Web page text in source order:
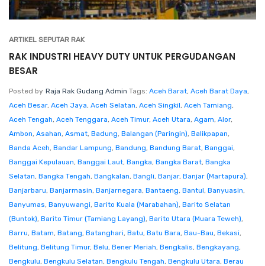
ARTIKEL SEPUTAR RAK
RAK INDUSTRI HEAVY DUTY UNTUK PERGUDANGAN
BESAR
Posted by Raja Rak Gudang Admin Tags: Aceh Barat, Aceh Barat Daya,
Aceh Besar, Aceh Jaya, Aceh Selatan, Aceh Singkil, Aceh Tamiang,
Aceh Tengah, Aceh Tenggara, Aceh Timur, Aceh Utara, Agam, Alor,
Ambon, Asahan, Asmat, Badung, Balangan (Paringin), Balikpapan,
Banda Aceh, Bandar Lampung, Bandung, Bandung Barat, Banggai,
Banggai Kepulauan, Banggai Laut, Bangka, Bangka Barat, Bangka
Selatan, Bangka Tengah, Bangkalan, Bangli, Banjar, Banjar (Martapura),
Banjarbaru, Banjarmasin, Banjarnegara, Bantaeng, Bantul, Banyuasin,
Banyumas, Banyuwangi, Barito Kuala (Marabahan), Barito Selatan
(Buntok), Barito Timur (Tamiang Layang), Barito Utara (Muara Teweh),
Barru, Batam, Batang, Batanghari, Batu, Batu Bara, Bau-Bau, Bekasi,
Belitung, Belitung Timur, Belu, Bener Meriah, Bengkalis, Bengkayang,
Bengkulu, Bengkulu Selatan, Bengkulu Tengah, Bengkulu Utara, Berau